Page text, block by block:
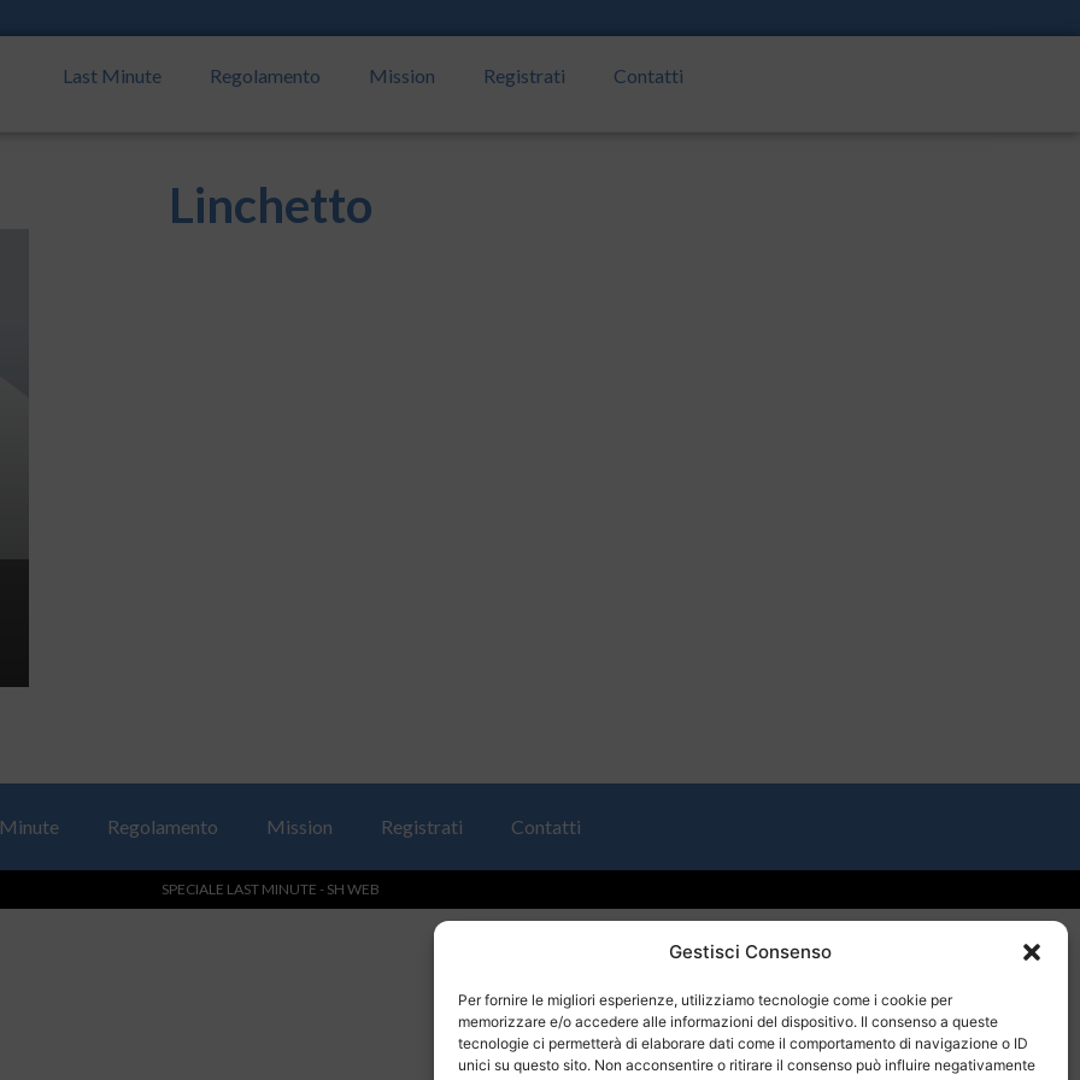
Gestisci Consenso
Per fornire le migliori esperienze, utilizziamo tecnologie come i cookie per
memorizzare e/o accedere alle informazioni del dispositivo. Il consenso a queste
tecnologie ci permetterà di elaborare dati come il comportamento di navigazione o ID
unici su questo sito. Non acconsentire o ritirare il consenso può influire negativamente
Last Minute Regolamento Mission Registrati Contatti
Linchetto
Regolamento Mission Registrati Contatti
SPECIALE LAST MINUTE - SH WEB